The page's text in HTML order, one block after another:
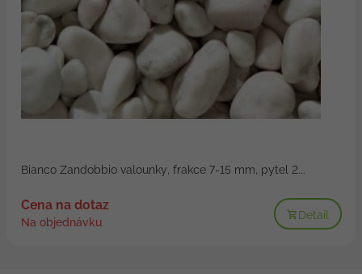
Bianco Zandobbio valounky, frakce 7-15 mm, pytel 2...
Cena na dotaz
Na objednávku
Detail